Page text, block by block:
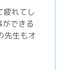
疲れてし
できる
先生もオ